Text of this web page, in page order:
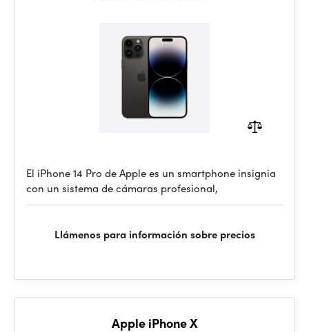
El iPhone 14 Pro de Apple es un smartphone insignia
con un sistema de cámaras profesional,
Llámenos para información sobre precios
Apple iPhone X